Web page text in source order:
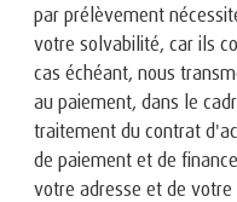
par prélèvement
votre solvabilité, car ils
cas échéant, nous
au paiement, dans le
traitement du contrat
de paiement et de
votre adresse et de